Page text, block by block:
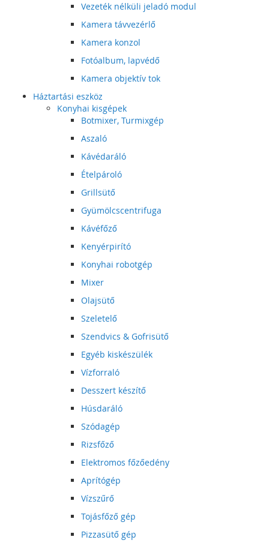
Vezeték nélküli jeladó modul
Kamera távvezérlő
Kamera konzol
Fotóalbum, lapvédő
Kamera objektív tok
Háztartási eszköz
Konyhai kisgépek
Botmixer, Turmixgép
Aszaló
Kávédaráló
Ételpároló
Grillsütő
Gyümölcscentrifuga
Kávéfőző
Kenyérpirító
Konyhai robotgép
Mixer
Olajsütő
Szeletelő
Szendvics & Gofrisütő
Egyéb kiskészülék
Vízforraló
Desszert készítő
Húsdaráló
Szódagép
Rizsfőző
Elektromos főzőedény
Aprítógép
Vízszűrő
Tojásfőző gép
Pizzasütő gép